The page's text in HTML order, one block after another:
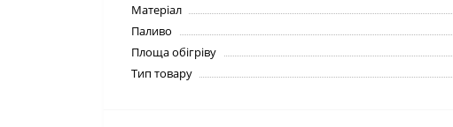
Матеріал
Паливо
Площа обігріву
Тип товару